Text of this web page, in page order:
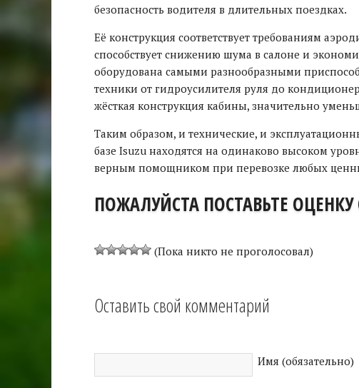
безопасность водителя в длительных поездках.
Её конструкция соответствует требованиям
способствует снижению шума в салоне и
оборудована самыми разнообразными
техники от гидроусилителя руля до
жёсткая конструкция кабины, значительно
Таким образом, и технические, и
базе Isuzu находятся на одинаково высоком
верным помощником при перевозке любых
ПОЖАЛУЙСТА ПОСТАВЬТЕ ОЦЕНКУ
(Пока никто не проголосовал)
Оставить свой комментарий
Имя (обязательно)